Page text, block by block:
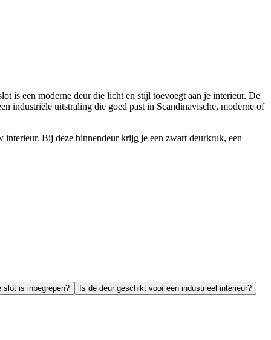
is een moderne deur die licht en stijl toevoegt aan je interieur. De
industriële uitstraling die goed past in Scandinavische, moderne of
Bij deze binnendeur krijg je een zwart deurkruk, een
slot is inbegrepen? Is de deur geschikt voor een industrieel interieur?